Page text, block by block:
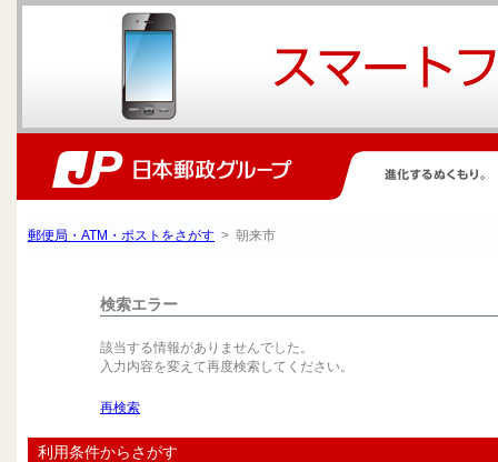
郵便局・ATM・ポストをさがす > 朝来市
検索エラー
該当する情報がありませんでした。
入力内容を変えて再度検索してください。
再検索
利用条件からさがす